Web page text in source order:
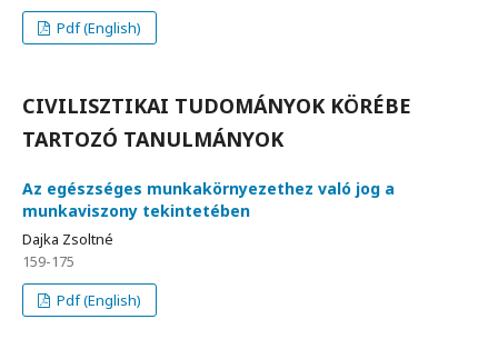
Pdf (English)
CIVILISZTIKAI TUDOMÁNYOK KÖRÉBE
TARTOZÓ TANULMÁNYOK
Az egészséges munkakörnyezethez való jog a
munkaviszony tekintetében
Dajka Zsoltné
159-175
Pdf (English)